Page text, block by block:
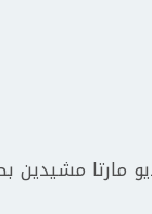
مارتا مشيدين